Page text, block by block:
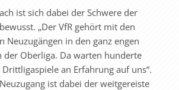
ist sich dabei der Schwere der
„Der VfR gehört mit den
Neuzugängen in den ganz engen
der Oberliga. Da warten hunderte
an Erfahrung auf uns“.
ist dabei der weitgereiste